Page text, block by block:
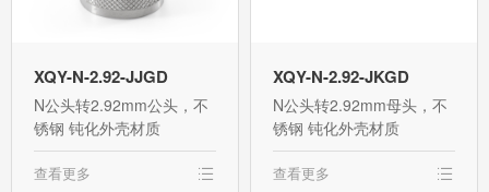
XQY-N-2.92-JJGD
N公头转2.92mm公头，不
锈钢 钝化外壳材质
查看更多
XQY-N-2.92-JKGD
N公头转2.92mm母头，不
锈钢 钝化外壳材质
查看更多